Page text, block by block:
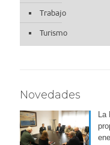
Trabajo
Turismo
Novedades
La